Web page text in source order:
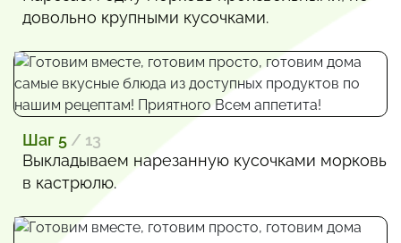
довольно крупными кусочками.
Шаг 5 / 13
Выкладываем нарезанную кусочками морковь
в кастрюлю.